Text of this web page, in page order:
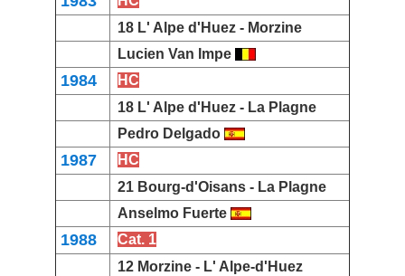
18 L' Alpe d'Huez - Morzine
Lucien Van Impe
1984
HC
18 L' Alpe d'Huez - La Plagne
Pedro Delgado
1987
HC
21 Bourg-d'Oisans - La Plagne
Anselmo Fuerte
1988
Cat. 1
12 Morzine - L' Alpe-d'Huez